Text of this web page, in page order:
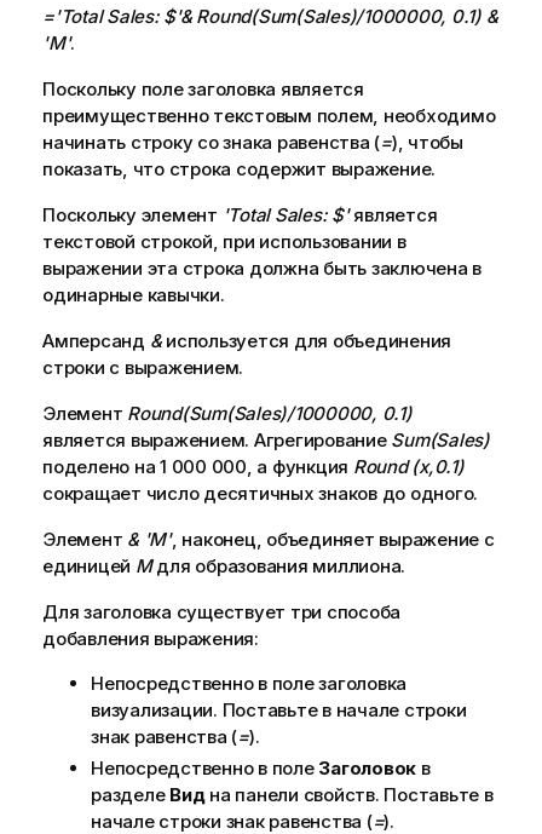
='Total Sales: $'& Round(Sum(Sales)/1000000, 0.1) &
'M'.
Поскольку поле заголовка является
преимущественно текстовым полем, необходимо
начинать строку со знака равенства (=), чтобы
показать, что строка содержит выражение.
Поскольку элемент 'Total Sales: $'является
текстовой строкой, при использовании в
выражении эта строка должна быть заключена в
одинарные кавычки.
Амперсанд &используется для объединения
строки с выражением.
Элемент Round(Sum(Sales)/1000000, 0.1)
является выражением. Агрегирование Sum(Sales)
поделено на 1 000 000, а функция Round (x,0.1)
сокращает число десятичных знаков до одного.
Элемент & 'M', наконец, объединяет выражение с
единицей Mдля образования миллиона.
Для заголовка существует три способа
добавления выражения:
Непосредственно в поле заголовка
визуализации. Поставьте в начале строки
знак равенства (=).
Непосредственно в поле Заголовок в
разделе Видна панели свойств. Поставьте в
начале строки знак равенства (=).